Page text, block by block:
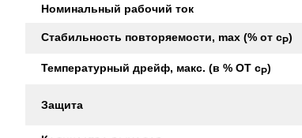
Номинальный рабочий ток
Стабильность повторяемости, max (% от сР)
Температурный дрейф, макс. (в % ОТ сР)
Защита